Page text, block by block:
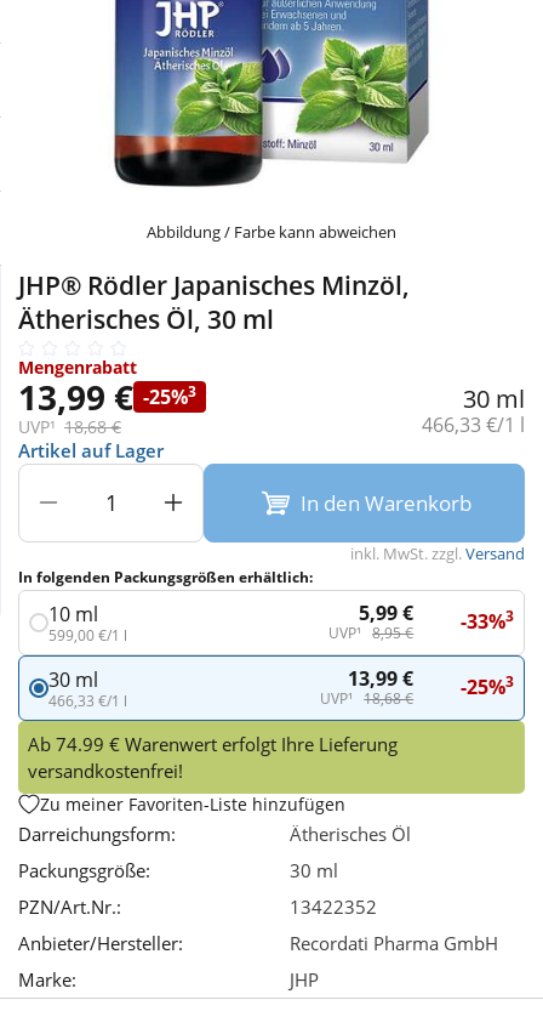
Täglich gut versorgt
Körperpflege & Kosmetik
Mutter & Kind
Nahrungsergänzung
Natur & Homöopathie
Sanitätshaus
Sport & Fitness
Wellness
Abbildung / Farbe kann abweichen
JHP® Rödler Japanisches Minzöl,
Ätherisches Öl, 30 ml
Mengenrabatt
13,99 € -25%3
UVP¹ 18,68 €
30 ml
Grundpreis:
466,33 €/1 l
Artikel auf Lager
In den Warenkorb
inkl. MwSt. zzgl.Versand
In folgenden Packungsgrößen erhältlich:
10 ml
599,00 €/1 l
5,99 €
UVP¹ 8,95 € -33%3
30 ml
466,33 €/1 l
13,99 €
UVP¹ 18,68 € -25%3
Ab 74.99 € Warenwert erfolgt Ihre Lieferung
versandkostenfrei!
Zu meiner Favoriten-Liste hinzufügen
Darreichungsform:
Ätherisches Öl
Packungsgröße:
30 ml
PZN/Art.Nr.:
13422352
Anbieter/Hersteller:
Recordati Pharma GmbH
Marke:
JHP